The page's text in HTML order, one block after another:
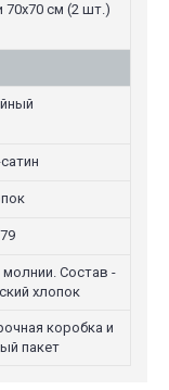
70х70 см (2 шт.)
Состав -
хлопок
коробка и
пакет